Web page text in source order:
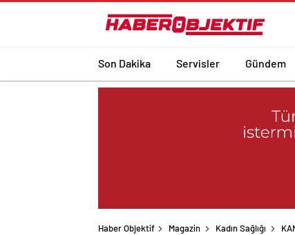
Son Dakika Servisler Gündem
Haber Objektif Magazin Kadın Sağlığı